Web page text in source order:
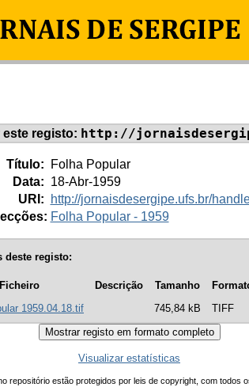
registo: http://
Título:
Folha Popular
Data: 18-Abr-1959
URI:
http://jornaisdesergipe.ufs.br/
Folha Popular - 1959
deste registo:
Ficheiro Descrição Tamanho
1959.04.18.tif
745,84 kB TIFF
Visualizar estatísticas
repositório estão protegidos por leis de copyright, com todos